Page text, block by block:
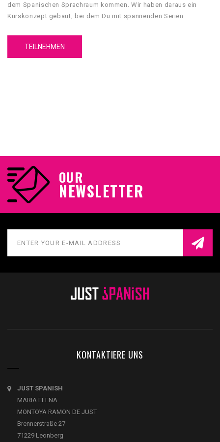
dem Spanischen Sprachraum kommen. Wir haben daraus ein
Kurskonzept gebaut, bei dem Du mit spannenden Serien
TEILNEHMEN
OUR
NEWSLETTER
KONTAKTIERE UNS
JUST SPANISH
MARIA ELENA
MONTOYA RAMON DE JUST
Brennerstraße 27
71229 Leonberg